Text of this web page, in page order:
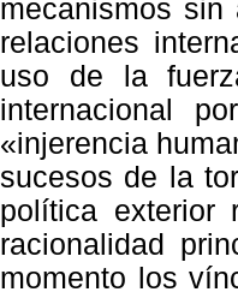
mecanismos
relaciones
uso de la
internacional
«injerencia
sucesos de la
política exterior
racionalidad
momento los